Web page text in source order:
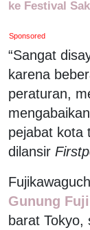
ke Festival
Sponsored
“Sangat
karena
peraturan,
pejabat kota
dilansir
Gunung Fuji
barat